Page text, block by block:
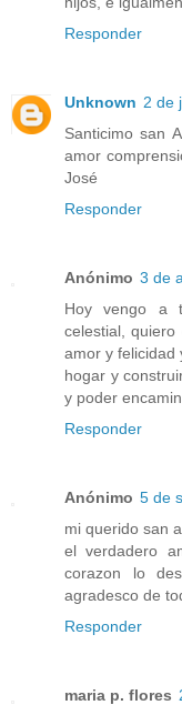
Responder
Unknown 2 de
Santicimo san
amor
José
Responder
Anónimo 3 de
Hoy vengo a
celestial,
amor y felicidad
hogar y
y poder
Responder
Anónimo 5 de
mi querido san
el verdadero
corazon lo
agradesco de
Responder
maria p. flores